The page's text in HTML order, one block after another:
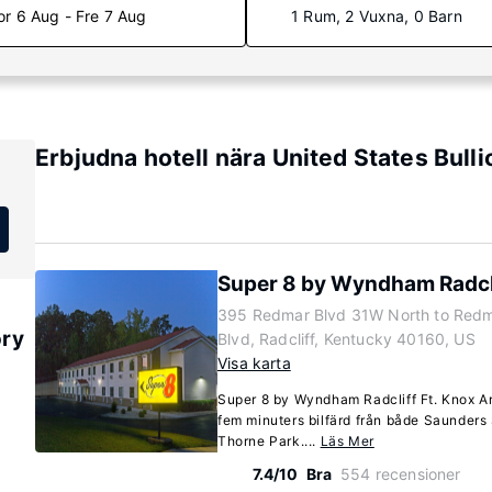
6 Aug - Fre 7 Aug 1 Rum, 2 Vuxna, 0 Barn
Erbjudna hotell nära United States
Super 8 by Wyndham
395 Redmar Blvd 31W North to
Blvd, Radcliff, Kentucky 40160, US
Visa karta
Super 8 by Wyndham Radcliff Ft. Knox
fem minuters bilfärd från både
Thorne Park.... Läs Mer
7.4/10 Bra 554 recensioner